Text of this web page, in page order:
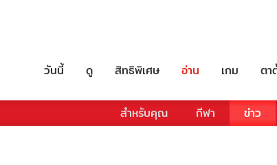
วันนี้ ดู สิทธิพิเศษ อ่าน เกม ตา
สำหรับคุณ กีฬา ข่าว